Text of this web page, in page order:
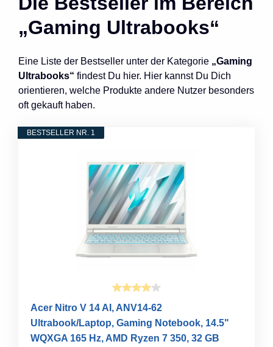
„Gaming Ultrabooks“
Eine Liste der Bestseller unter der Kategorie „Gaming
Ultrabooks“ findest Du hier. Hier kannst Du Dich
orientieren, welche Produkte andere Nutzer besonders
oft gekauft haben.
BESTSELLER NR. 1
Acer Nitro V 14 AI, ANV14-62
Ultrabook/Laptop, Gaming Notebook, 14.5"
WQXGA 165 Hz, AMD Ryzen 7 350, 32 GB